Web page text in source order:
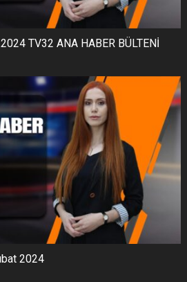
TV32 ANA HABER BÜLTENİ
2024